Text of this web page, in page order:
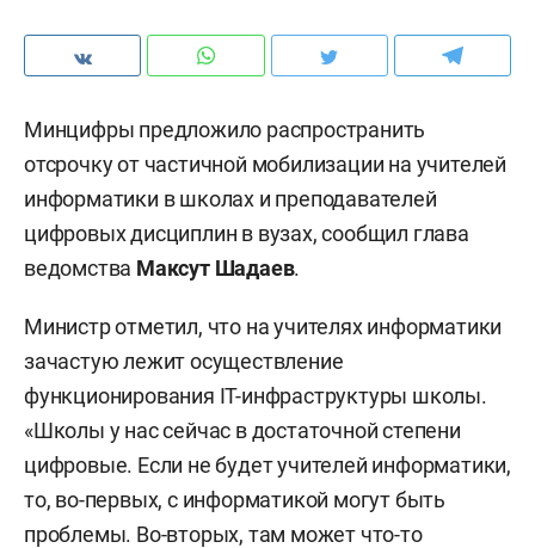
Минцифры предложило распространить
отсрочку от частичной мобилизации на учителей
информатики в школах и преподавателей
цифровых дисциплин в вузах, сообщил глава
ведомства Максут Шадаев.
Министр отметил, что на учителях информатики
зачастую лежит осуществление
функционирования IT-инфраструктуры школы.
«Школы у нас сейчас в достаточной степени
цифровые. Если не будет учителей информатики,
то, во-первых, с информатикой могут быть
проблемы. Во-вторых, там может что-то